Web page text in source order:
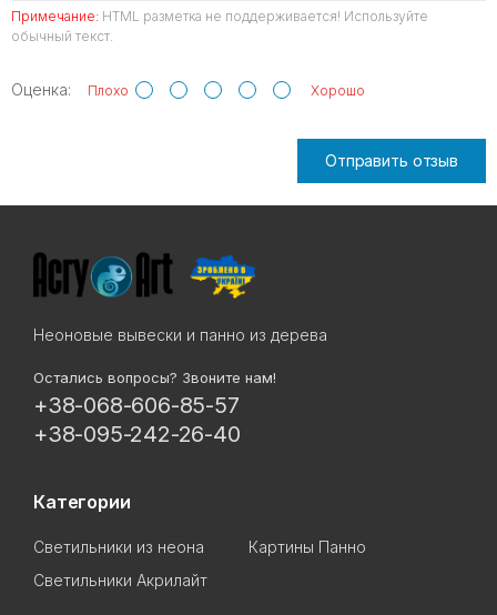
Примечание: HTML разметка не поддерживается! Используйте
обычный текст.
Оценка: Плохо Хорошо
Отправить отзыв
Неоновые вывески и панно из дерева
Остались вопросы? Звоните нам!
+38-068-606-85-57
+38-095-242-26-40
Категории
Светильники из неона
Картины Панно
Светильники Акрилайт